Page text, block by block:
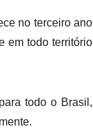
no terceiro ano
em todo território
todo o Brasil,